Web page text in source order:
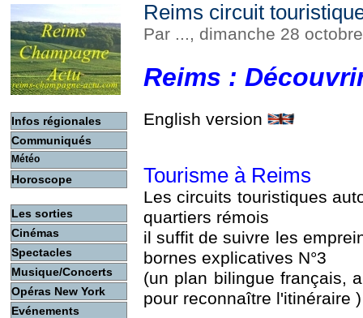
Infos régionales
Communiqués
Météo
Horoscope
Les sorties
Cinémas
Spectacles
Musique/Concerts
Opéras New York
Evénements
Reims circuit
Par ..., dimanche 28
Reims :
English version
Tourisme à Reims
Les circuits touristiques
quartiers rémois
il suffit de suivre les
bornes explicatives N°3
(un plan bilingue français,
pour reconnaître l'itinéraire )